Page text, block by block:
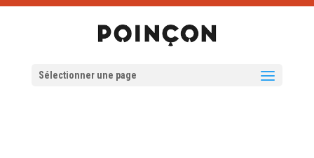
Sélectionner une page